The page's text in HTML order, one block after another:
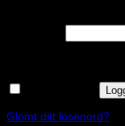
Glömt ditt lösenord?